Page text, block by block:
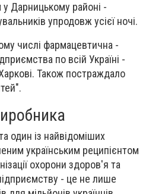
Дарницькому районі -
упродовж усієї ночі.
числі фармацевтична -
по всій Україні -
Також постраждало
один із найвідоміших
українським реципієнтом
охорони здоров'я та
- це не лише